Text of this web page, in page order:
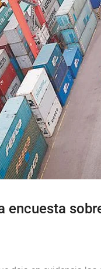
encuesta